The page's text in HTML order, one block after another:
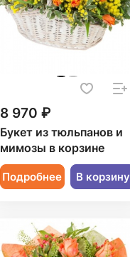
8 970 ₽
Букет из тюльпанов и
мимозы в корзине
Подробнее В корзину